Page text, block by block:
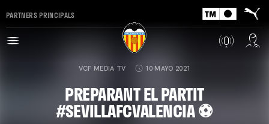
PARTNERS PRINCIPALS
VCF MEDIA TV 10 MAYO 2021
PREPARANT EL PARTIT
#SEVILLAFCVALENCIA ⚽️